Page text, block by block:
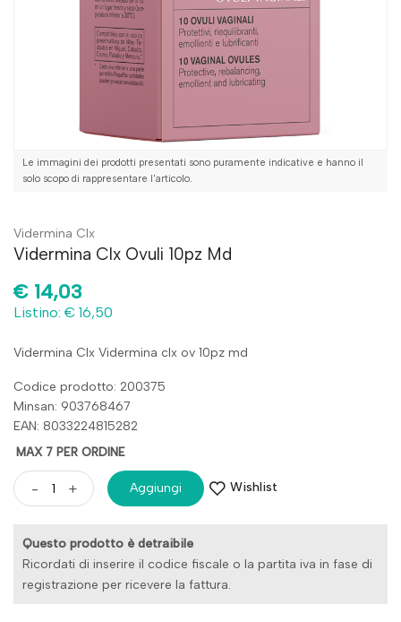
Le immagini dei prodotti presentati sono puramente indicative e hanno il
solo scopo di rappresentare l'articolo.
Vidermina Clx
Vidermina Clx Ovuli 10pz Md
€ 14,03
Listino: € 16,50
Vidermina Clx Vidermina clx ov 10pz md
Codice prodotto: 200375
Minsan: 903768467
EAN: 8033224815282
MAX 7 PER ORDINE
- + Aggiungi Wishlist
Questo prodotto è detraibile
Ricordati di inserire il codice fiscale o la partita iva in fase di
registrazione per ricevere la fattura.